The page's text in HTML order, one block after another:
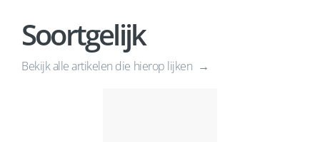
Soortgelijk
Bekijk alle artikelen die hierop lijken